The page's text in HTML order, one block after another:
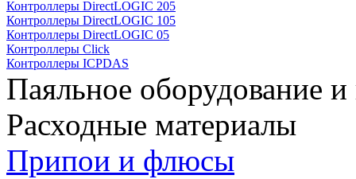
Контроллеры DirectLOGIC 205
Контроллеры DirectLOGIC 105
Контроллеры DirectLOGIC 05
Контроллеры Click
Контроллеры ICPDAS
Паяльное оборудование
Расходные материалы
Припои и флюсы